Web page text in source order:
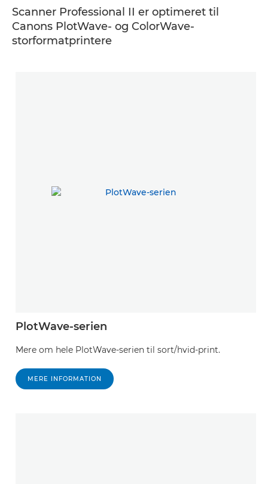
Scanner Professional II er optimeret til
Canons PlotWave- og ColorWave-
storformatprintere
PlotWave-serien
Mere om hele PlotWave-serien til sort/hvid-print.
MERE INFORMATION